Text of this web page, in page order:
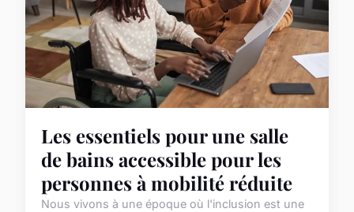
Les essentiels pour une salle
de bains accessible pour les
personnes à mobilité réduite
Nous vivons à une époque où l'inclusion est une